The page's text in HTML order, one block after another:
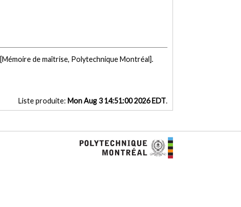
[Mémoire de maîtrise, Polytechnique Montréal].
Liste produite: Mon Aug 3 14:51:00 2026 EDT.